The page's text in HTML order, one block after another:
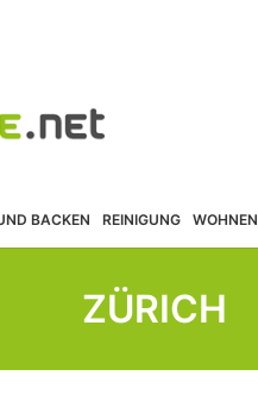
BACKEN REINIGUNG WOHNEN
ZÜRICH